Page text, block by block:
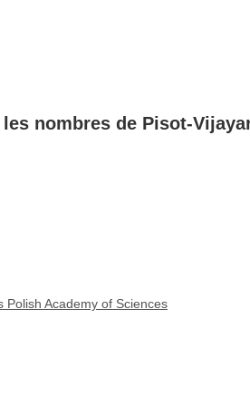
nombres de Pisot-
Polish Academy of Sciences